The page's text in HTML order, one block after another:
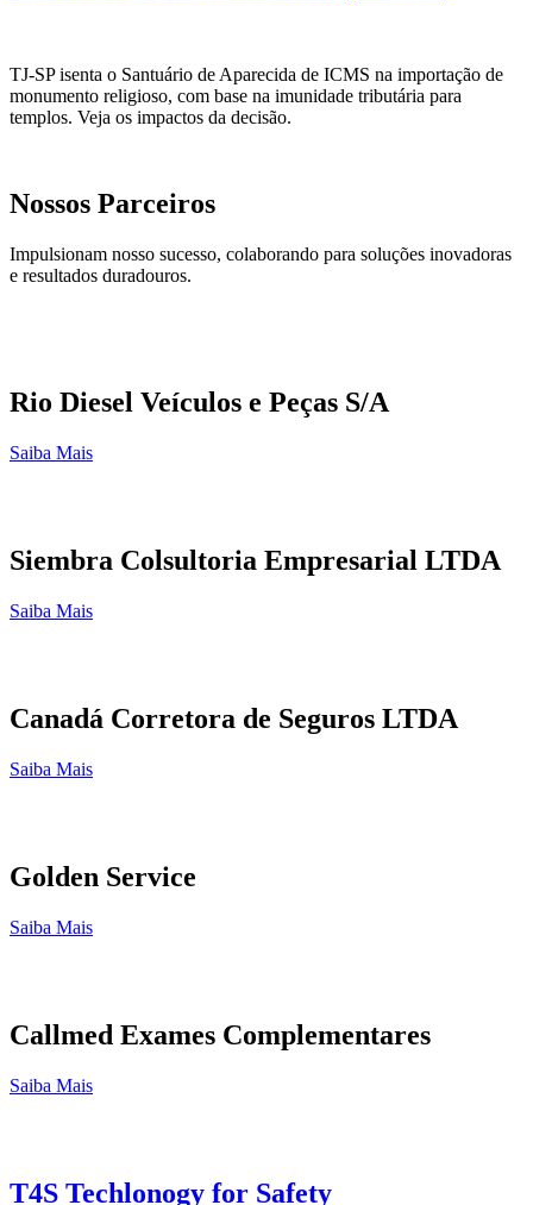
TJ-SP isenta o Santuário de Aparecida de ICMS na importação de
monumento religioso, com base na imunidade tributária para
templos. Veja os impactos da decisão.
Nossos Parceiros
Impulsionam nosso sucesso, colaborando para soluções inovadoras
e resultados duradouros.
Rio Diesel Veículos e Peças S/A
Saiba Mais
Siembra Colsultoria Empresarial LTDA
Saiba Mais
Canadá Corretora de Seguros LTDA
Saiba Mais
Golden Service
Saiba Mais
Callmed Exames Complementares
Saiba Mais
T4S Techlonogy for Safety